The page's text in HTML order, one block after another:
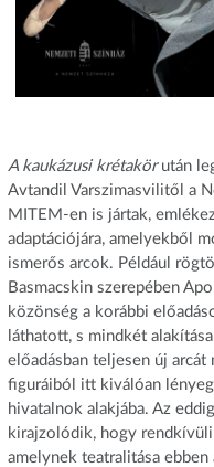
A kaukázusi krétakör után
Avtandil Varszimasvilitől a
MITEM-en is jártak,
adaptációjára, amelyekből
ismerős arcok. Például
Basmacskin szerepében
közönség a korábbi
láthatott, s mindkét
előadásban teljesen új
figuráiból itt kiválóan
hivatalnok alakjába. Az
kirajzolódik, hogy
amelynek teatralitása